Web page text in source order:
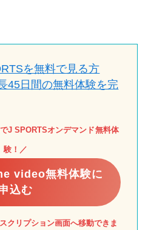
を無料で見る方
45日間の無料体験を完
でJ SPORTSオンデマンド無料体
験！ ／
video無料体験に
込む
クリプション画面へ移動できま